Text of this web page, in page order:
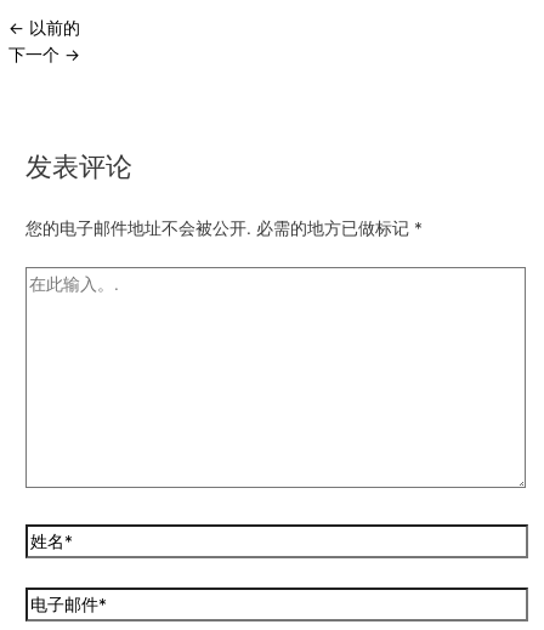
← 以前的
下一个 →
发表评论
您的电子邮件地址不会被公开. 必需的地方已做标记 *